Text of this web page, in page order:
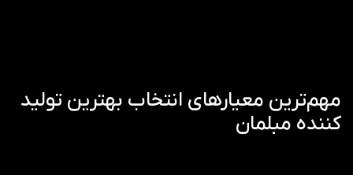
مهم‌ترین معیارهای انتخاب بهترین تولید
کننده مبلمان